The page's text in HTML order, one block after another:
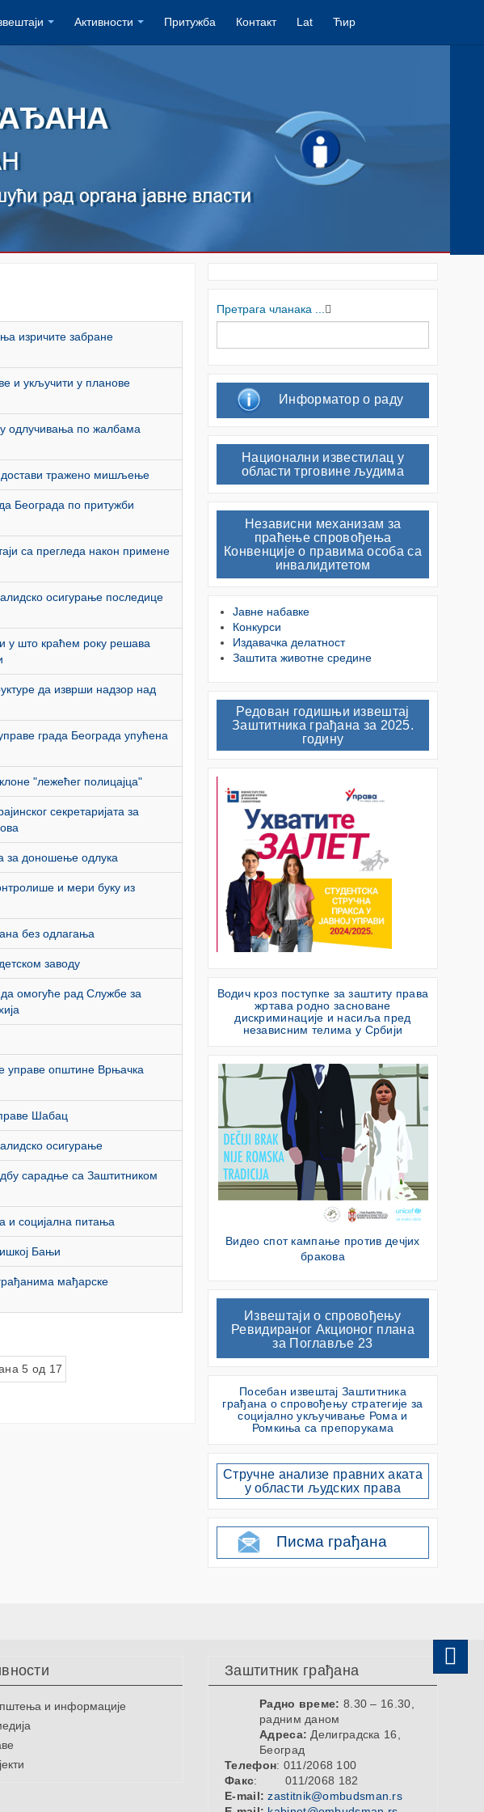
Активности Притужба Контакт Lat Ћир
изричите забране
и укључити у планове
одлучивања по жалбама
достави тражено мишљење
Београда по притужби
са прегледа након примене
осигурање последице
у што краћем року решава
да изврши надзор над
града Београда упућена
"лежећег полицајца"
секретаријата за
за доношење одлука
и мери буку из
без одлагања
заводу
омогуће рад Службе за
управе општине Врњачка
Шабац
осигурање
сарадње са Заштитником
и социјална питања
Бањи
мађарске
5 од 17
Претрага чланака ...
Информатор о раду
Национални известилац у
области трговине људима
Независни механизам за
праћење спровођења
Конвенције о правима особа са
инвалидитетом
Јавне набавке
Конкурси
Издавачка делатност
Заштита животне средине
Редован годишњи извештај
Заштитника грађана за 2025.
годину
Водич кроз поступке за заштиту права
жртава родно засноване
дискриминације и насиља пред
независним телима у Србији
Видео спот кампање против дечјих
бракова
Извештаји о спровођењу
Ревидираног Акционог плана
за Поглавље 23
Посебан извештај Заштитника
грађана о спровођењу стратегије за
социјално укључивање Рома и
Ромкиња са препорукама
Стручне анализе правних аката
у области људских права
Писма грађана
и информације
Заштитник грађана
Радно време: 8.30 – 16.30,
радним даном
Адреса:Делиградска 16,
Београд
Телефон: 011/2068 100
Факс: 011/2068 182
E-mail: zastitnik@ombudsman.rs